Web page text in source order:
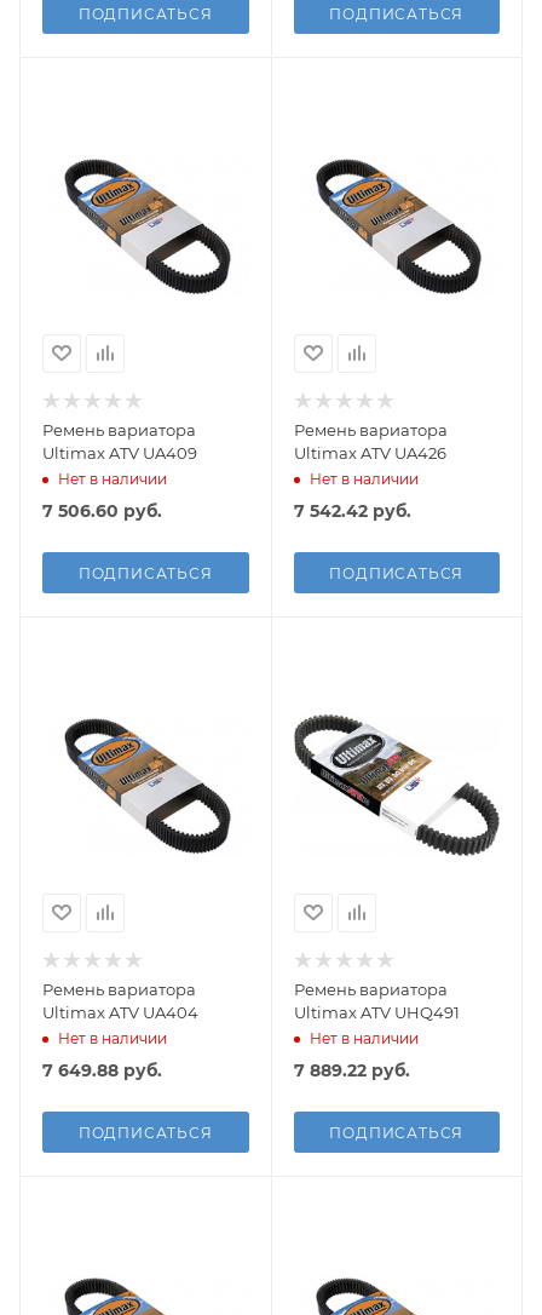
ПОДПИСАТЬСЯ ПОДПИСАТЬСЯ
Ремень вариатора
Ultimax ATV UA409
Нет в наличии
7 506.60 руб.
ПОДПИСАТЬСЯ
Ремень вариатора
Ultimax ATV UA426
Нет в наличии
7 542.42руб.
ПОДПИСАТЬСЯ
Ремень вариатора
Ultimax ATV UA404
Нет в наличии
7 649.88 руб.
ПОДПИСАТЬСЯ
Ремень вариатора
Ultimax ATV UHQ491
Нет в наличии
7 889.22руб.
ПОДПИСАТЬСЯ